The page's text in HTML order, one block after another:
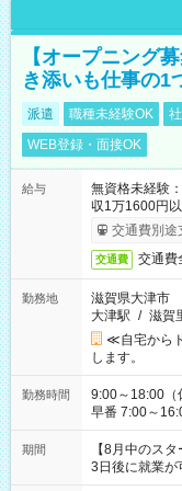
【オープニング
き添いも仕事の1
派遣 職種未経験OK
WEB登録・面接OK
給与
無資格未経験
収1万1600円
交通費別途
交通費 交通費
勤務地
滋賀県大津市
大津駅 / 滋賀
≪自宅から
します。
勤務時間
9:00～18:00（休憩60分） ■ご希望
早番 7:00～
と休みを合わ
「できれば残
ね。 ※Wワーク希望の方へ 今ご覧のお仕事で希望する勤務時間
と、もう1つの
期間
【8月中のス
3日後に就業が